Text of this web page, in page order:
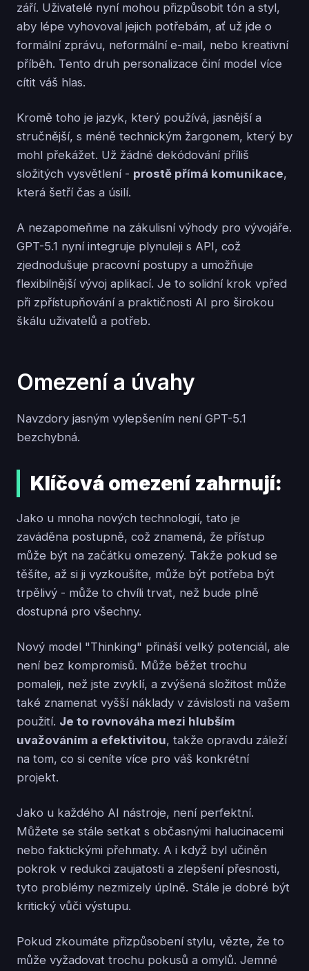
září. Uživatelé nyní mohou přizpůsobit tón a styl,
aby lépe vyhovoval jejich potřebám, ať už jde o
formální zprávu, neformální e-mail, nebo kreativní
příběh. Tento druh personalizace činí model více
cítit váš hlas.
Kromě toho je jazyk, který používá, jasnější a
stručnější, s méně technickým žargonem, který by
mohl překážet. Už žádné dekódování příliš
složitých vysvětlení - prostě přímá komunikace,
která šetří čas a úsilí.
A nezapomeňme na zákulisní výhody pro vývojáře.
GPT-5.1 nyní integruje plynuleji s API, což
zjednodušuje pracovní postupy a umožňuje
flexibilnější vývoj aplikací. Je to solidní krok vpřed
při zpřístupňování a praktičnosti AI pro širokou
škálu uživatelů a potřeb.
Omezení a úvahy
Navzdory jasným vylepšením není GPT-5.1
bezchybná.
Klíčová omezení zahrnují:
Jako u mnoha nových technologií, tato je
zaváděna postupně, což znamená, že přístup
může být na začátku omezený. Takže pokud se
těšíte, až si ji vyzkoušíte, může být potřeba být
trpělivý - může to chvíli trvat, než bude plně
dostupná pro všechny.
Nový model "Thinking" přináší velký potenciál, ale
není bez kompromisů. Může běžet trochu
pomaleji, než jste zvyklí, a zvýšená složitost může
také znamenat vyšší náklady v závislosti na vašem
použití. Je to rovnováha mezi hlubším
uvažováním a efektivitou, takže opravdu záleží
na tom, co si ceníte více pro váš konkrétní
projekt.
Jako u každého AI nástroje, není perfektní.
Můžete se stále setkat s občasnými halucinacemi
nebo faktickými přehmaty. A i když byl učiněn
pokrok v redukci zaujatosti a zlepšení přesnosti,
tyto problémy nezmizely úplně. Stále je dobré být
kritický vůči výstupu.
Pokud zkoumáte přizpůsobení stylu, vězte, že to
může vyžadovat trochu pokusů a omylů. Jemné